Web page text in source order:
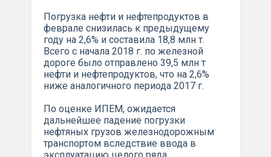
Погрузка нефти и нефтепродуктов в
феврале снизилась к предыдущему
году на 2,6% и составила 18,8 млн т.
Всего с начала 2018 г. по железной
дороге было отправлено 39,5 млн т
нефти и нефтепродуктов, что на 2,6%
ниже аналогичного периода 2017 г.
По оценке ИПЕМ, ожидается
дальнейшее падение погрузки
нефтяных грузов железнодорожным
транспортом вследствие ввода в